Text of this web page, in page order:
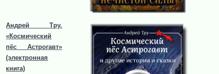
Андрей Тру.
«Космический
пёс Астрогавт»
(электронная
книга)